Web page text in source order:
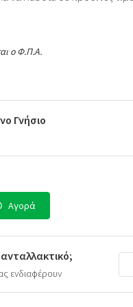
ο Φ.Π.Α.
Γνήσιο
Αγορά
ενδιαφέρουν